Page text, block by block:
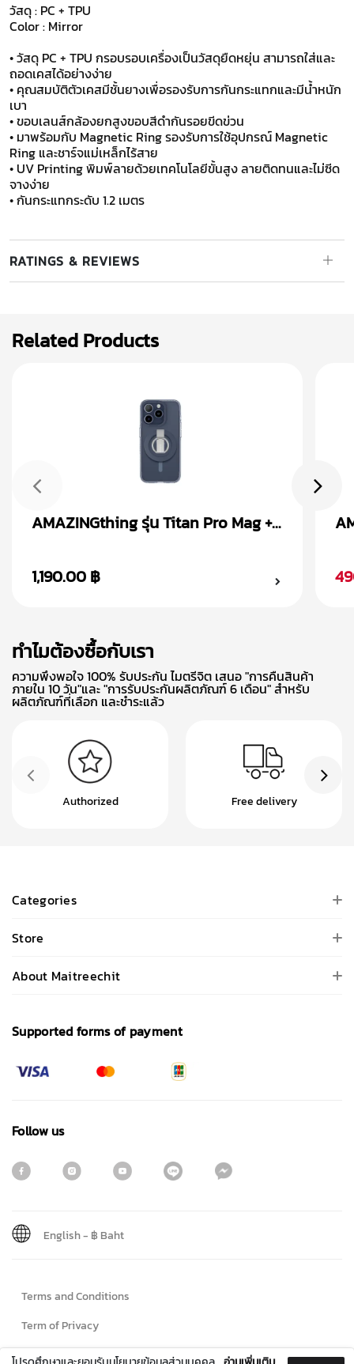
วัสดุ : PC + TPU
Color : Mirror
• วัสดุ PC + TPU กรอบรอบเครื่องเป็นวัสดุยืดหยุ่น สามารถใส่และ
ถอดเคสได้อย่างง่าย
• คุณสมบัติตัวเคสมีชั้นยางเพื่อรองรับการกันกระแทกและมีน้ำหนัก
เบา
• ขอบเลนส์กล้องยกสูงขอบสีดำกันรอยขีดข่วน
• มาพร้อมกับ Magnetic Ring รองรับการใช้อุปกรณ์ Magnetic
Ring และชาร์จแม่เหล็กไร้สาย
• UV Printing พิมพ์ลายด้วยเทคโนโลยีขั้นสูง ลายติดทนและไม่ซีด
จางง่าย
• กันกระแทกระดับ 1.2 เมตร
RATINGS & REVIEWS
Related Products
AMAZINGthing รุ่น Titan Pro Mag +
1,190.00 ฿
ทำไมต้องซื้อกับเรา
ความพึงพอใจ 100% รับประกัน ไมตรีจิต เสนอ "การคืนสินค้า
ภายใน 10 วัน"และ "การรับประกันผลิตภัณฑ์ 6 เดือน" สำหรับ
ผลิตภัณฑ์ที่เลือก และชำระแล้ว
Authorized Free delivery
Categories
Store
About Maitreechit
Supported forms of payment
Follow us
Terms and Conditions
Term of Privacy
Cookie Policy
English- ฿ Baht
First name